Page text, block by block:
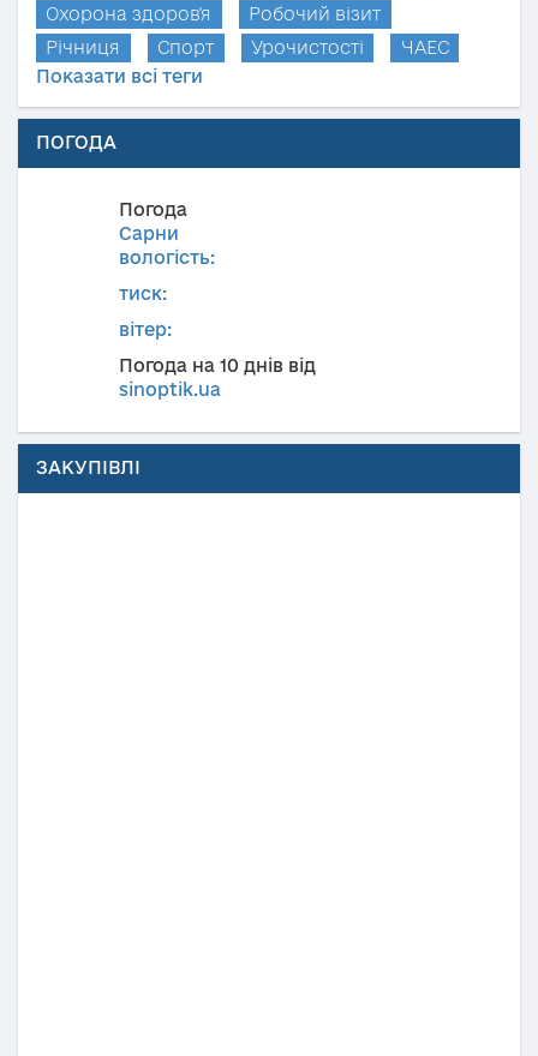
Охорона здоров'я
Робочий візит
Річниця
Спорт Урочистості
ЧАЕС
Показати всі теги
ПОГОДА
Погода
Сарни
вологість:
тиск:
вітер:
Погода на 10 днів від
sinoptik.ua
ЗАКУПІВЛІ